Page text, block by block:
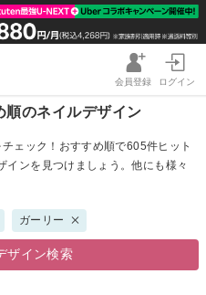
会員登録 ログイン
順のネイルデザイン
ェック！おすすめ順で605件ヒット
インを見つけましょう。他にも様々
ガーリー
ザイン検索